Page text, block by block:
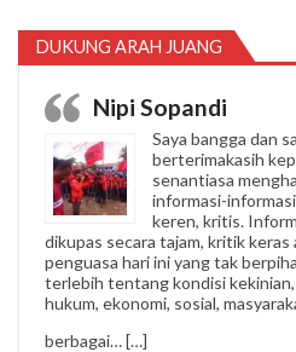
DUKUNG ARAH JUANG
Nipi Sopandi
Saya bangga dan
berterimakasih
senantiasa
informasi-
keren, kritis.
dikupas secara tajam, kritik keras
penguasa hari ini yang tak
terlebih tentang kondisi
hukum, ekonomi, sosial,
berbagai…[…]